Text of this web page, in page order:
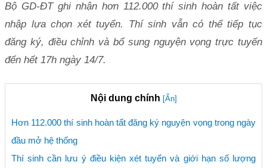
Bộ GD-ĐT ghi nhận hơn 112.000 thí sinh hoàn tất việc
nhập lựa chọn xét tuyển. Thí sinh vẫn có thể tiếp tục
đăng ký, điều chỉnh và bổ sung nguyện vọng trực tuyến
đến hết 17h ngày 14/7.
Nội dung chính [Ẩn]
Hơn 112.000 thí sinh hoàn tất đăng ký nguyện vọng trong ngày
đầu mở hệ thống
Thí sinh cần lưu ý điều kiện xét tuyển và giới hạn số lượng